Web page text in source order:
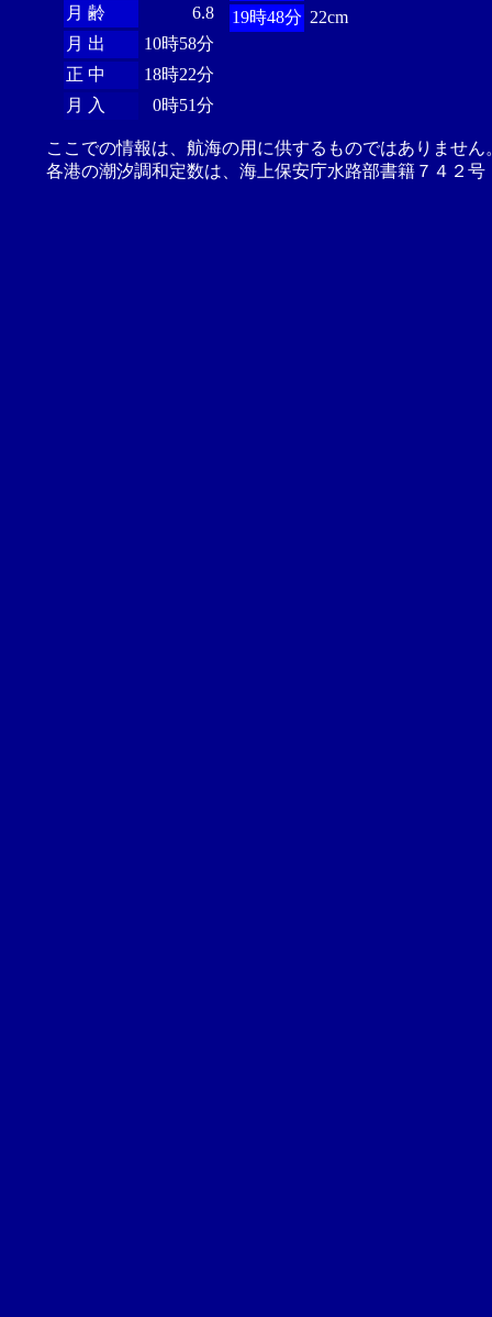
月 齢
6.8
月 出
10時58分
正 中
18時22分
月 入
0時51分
19時48分 22cm
ここでの情報は、航海の用に供するものではありませ
各港の潮汐調和定数は、海上保安庁水路部書籍７４２